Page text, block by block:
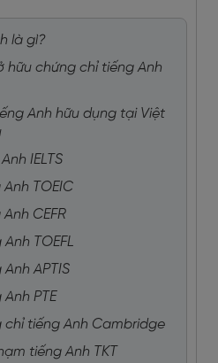
là gì?
hữu chứng chỉ tiếng Anh
Anh hữu dụng tại Việt
IELTS
TOEIC
CEFR
TOEFL
APTIS
PTE
chỉ tiếng Anh Cambridge
tiếng Anh TKT